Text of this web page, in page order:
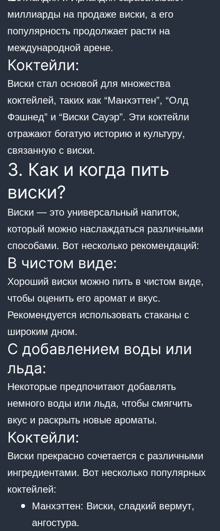
миллиарды на продаже виски, а его
популярность продолжает расти на
международной арене.
Коктейли:
Виски стал основой для множества
коктейлей, таких как “Манхэттен”, “Олд
Фэшнед” и “Виски Сауэр”. Эти коктейли
отражают богатую историю и культуру,
связанную с виски.
3. Как и когда пить
виски?
Виски — это универсальный напиток,
который можно наслаждаться различными
способами. Вот несколько рекомендаций:
В чистом виде:
Хороший виски можно пить в чистом виде,
чтобы оценить его аромат и вкус.
Рекомендуется использовать стаканы с
широким дном.
С добавлением воды или
льда:
Некоторые предпочитают добавлять
немного воды или льда, чтобы смягчить
вкус и раскрыть новые ароматы.
Коктейли:
Виски прекрасно сочетается с различными
ингредиентами. Вот несколько популярных
коктейлей:
Манхэттен: Виски, сладкий вермут,
ангостура.